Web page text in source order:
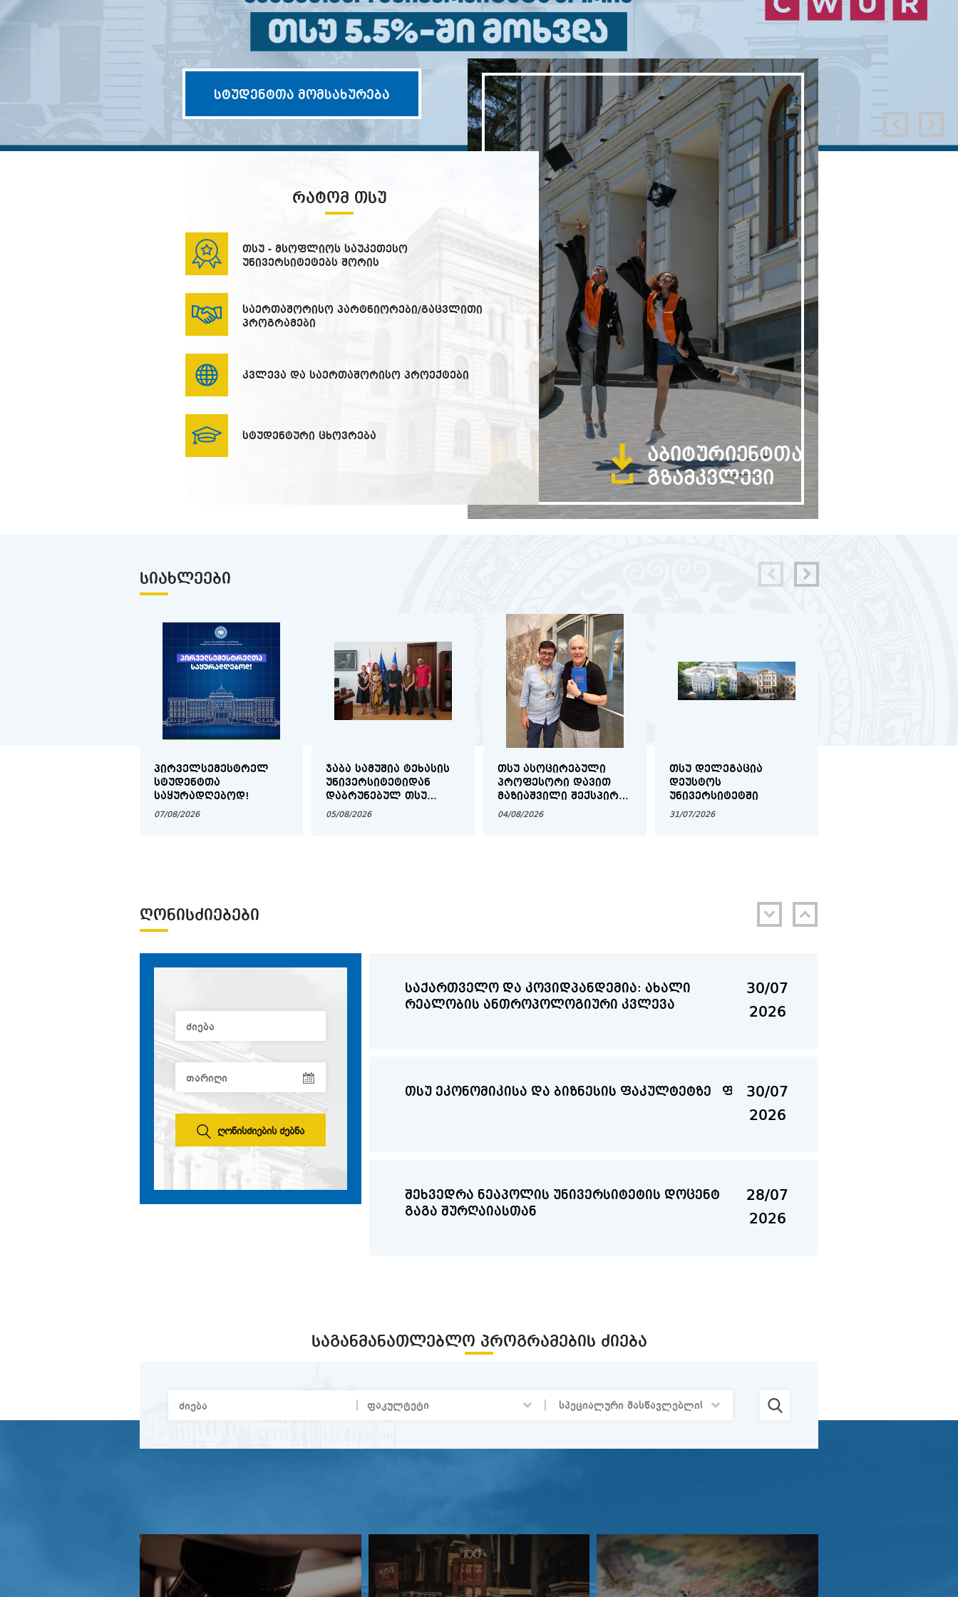
სტუდენტთა მომსახურება
ᲠᲐᲢᲝᲛ ᲗᲡᲣ
თსუ - მსოფლიოს საუკეთესო
უნივერსიტეტებს შორის
საერთაშორისო პარტნიორები/გაცვლითი
პროგრამები
კვლევა და საერთაშორისო პროექტები
სტუდენტური ცხოვრება
აბიტურიენტთა
გზამკვლევი
ᲡᲘᲐᲮᲚᲔᲔᲑᲘ
ᲞᲘᲠᲕᲔᲚᲡᲔᲛᲔᲡᲢᲠᲔᲚ
ᲡᲢᲣᲓᲔᲜᲢᲗᲐ
ᲡᲐᲧᲣᲠᲐᲓᲦᲔᲑᲝᲓ!
07/08/2026
ᲯᲐᲑᲐ ᲡᲐᲛᲣᲨᲘᲐ ᲢᲔᲮᲐᲡᲘᲡ
ᲣᲜᲘᲕᲔᲠᲡᲘᲢᲔᲢᲘᲓᲐᲜ
ᲓᲐᲑᲠᲣᲜᲔᲑᲣᲚ ᲗᲡᲣ
ᲡᲢᲣᲓᲔᲜᲢᲔᲑᲡ ᲨᲔᲮᲕᲓᲐ
05/08/2026
ᲗᲡᲣ ᲐᲡᲝᲪᲘᲠᲔᲑᲣᲚᲘ
ᲞᲠᲝᲤᲔᲡᲝᲠᲘ ᲓᲐᲕᲘᲗ
ᲛᲐᲖᲘᲐᲨᲕᲘᲚᲘ ᲨᲔᲥᲡᲞᲘᲠᲘᲡ
ᲛᲡᲝᲤᲚᲘᲝ ᲙᲝᲜᲒᲠᲔᲡᲖᲔ
04/08/2026
ᲗᲡᲣ ᲓᲔᲚᲔᲒᲐᲪᲘᲐ
ᲓᲔᲣᲡᲢᲝᲡ
ᲣᲜᲘᲕᲔᲠᲡᲘᲢᲔᲢᲨᲘ
31/07/2026
ᲦᲝᲜᲘᲡᲫᲘᲔᲑᲔᲑᲘ
ღონისძიების ძებნა
საერთაშორისო სამეცნიერო კონფერენცია
გლობალური სოციოლინგვისტიკის შესახებ
16/07
2026
სტუდენტური მინისიმპოზიუმი გამოყენებითი
მათემატიკისა და ფიზიკის აქტუალურ
2026
საქართველო და კოვიდპანდემია: ახალი
რეალობის ანთროპოლოგიური კვლევა
30/07
2026
თსუ ეკონომიკისა და ბიზნესის ფაკულტეტზე ფაკულტეტის დღე
30/07
2026
შეხვედრა ნეაპოლის უნივერსიტეტის დოცენტ
გაგა შურღაიასთან
28/07
2026
ღამე ბიბლიოთეკაში-2
22/07
ᲡᲐᲒᲐᲜᲛᲐᲜᲐᲗᲚᲔᲑᲚᲝ ᲞᲠᲝᲒᲠᲐᲛᲔᲑᲘᲡ ᲫᲘᲔᲑᲐ